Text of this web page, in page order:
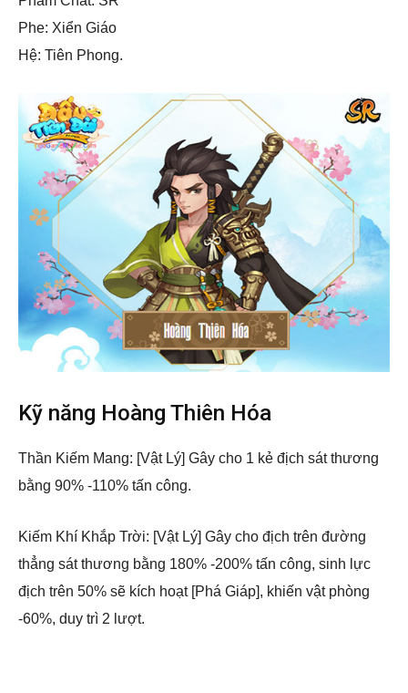
Phe: Xiển Giáo
Hệ: Tiên Phong.
Kỹ năng Hoàng Thiên Hóa
Thần Kiếm Mang: [Vật Lý] Gây cho 1 kẻ địch sát thương
bằng 90% -110% tấn công.
Kiếm Khí Khắp Trời: [Vật Lý] Gây cho địch trên đường
thẳng sát thương bằng 180% -200% tấn công, sinh lực
địch trên 50% sẽ kích hoạt [Phá Giáp], khiến vật phòng
-60%, duy trì 2 lượt.